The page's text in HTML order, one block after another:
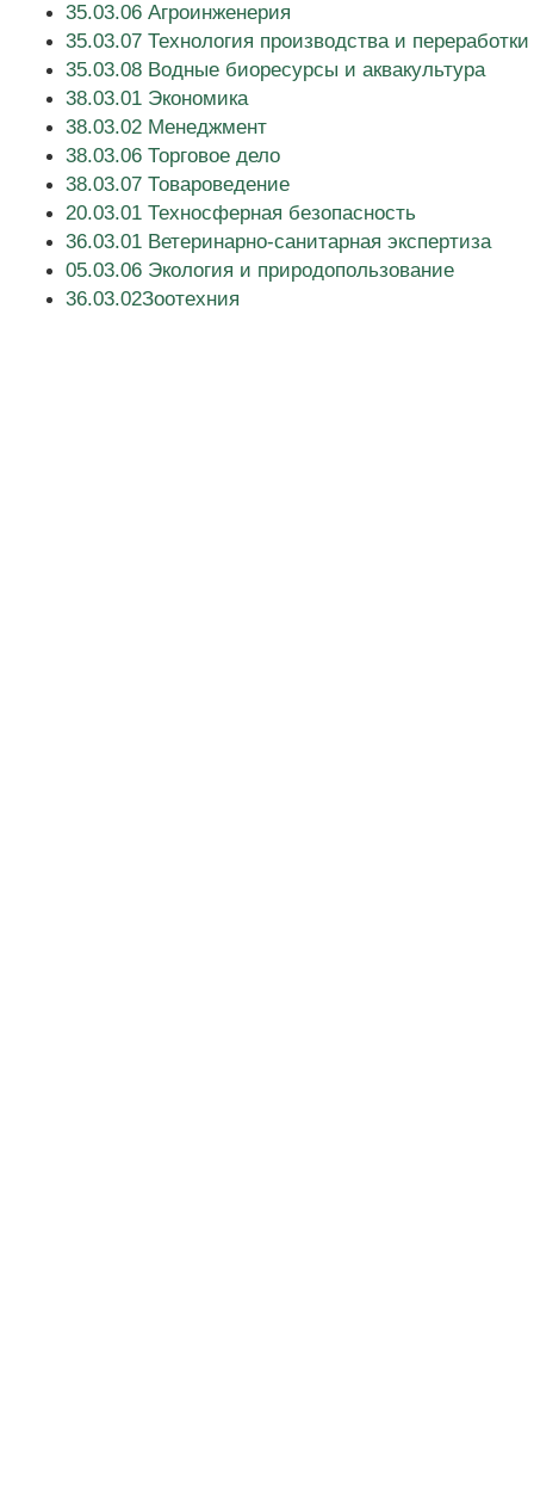
35.03.06 Агроинженерия
35.03.07 Технология производства и
35.03.08 Водные биоресурсы и аквакультура
38.03.01 Экономика
38.03.02 Менеджмент
38.03.06 Торговое дело
38.03.07 Товароведение
20.03.01 Техносферная безопасность
36.03.01 Ветеринарно-санитарная экспертиза
05.03.06 Экология и природопользование
36.03.02Зоотехния